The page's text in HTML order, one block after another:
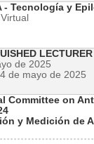
- Tecnología y
de 2025
de mayo de 2025
Committee on
y Medición de